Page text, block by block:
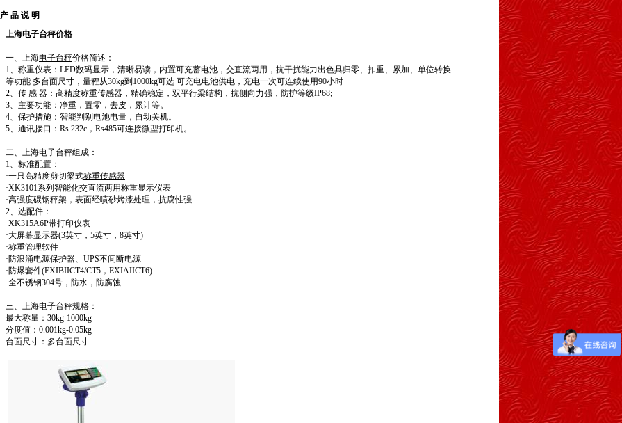
产 品 说 明
上海电子台秤价格
一、上海电子台秤价格简述：
1、 称重仪表：LED数码显示，清晰易读，内置可充蓄电池，交直流两用，抗干扰能力出色具归零、扣重、累加、单位转换
等功能 多台面尺寸，量程从30kg到1000kg可选 可充电电池供电，充电一次可连续使用90小时
2、 传 感 器：高精度称重传感器，精确稳定，双平行梁结构，抗侧向力强，防护等级IP68;
3、 主要功能：净重，置零，去皮，累计等。
4、 保护措施：智能判别电池电量，自动关机。
5、 通讯接口：Rs 232c，Rs485可连接微型打印机。
二、上海电子台秤组成：
1、 标准配置：
·一只高精度剪切梁式称重传感器
·XK3101系列智能化交直流两用称重显示仪表
·高强度碳钢秤架，表面经喷砂烤漆处理，抗腐性强
2、 选配件：
·XK315A6P带打印仪表
·大屏幕显示器(3英寸，5英寸，8英寸)
·称重管理软件
·防浪涌电源保护器、UPS不间断电源
·防爆套件(EXIBIICT4/CT5，EXIAIICT6)
·全不锈钢304号，防水，防腐蚀
三、上海电子台秤规格：
最大称量：30kg-1000kg
分度值：0.001kg-0.05kg
台面尺寸：多台面尺寸